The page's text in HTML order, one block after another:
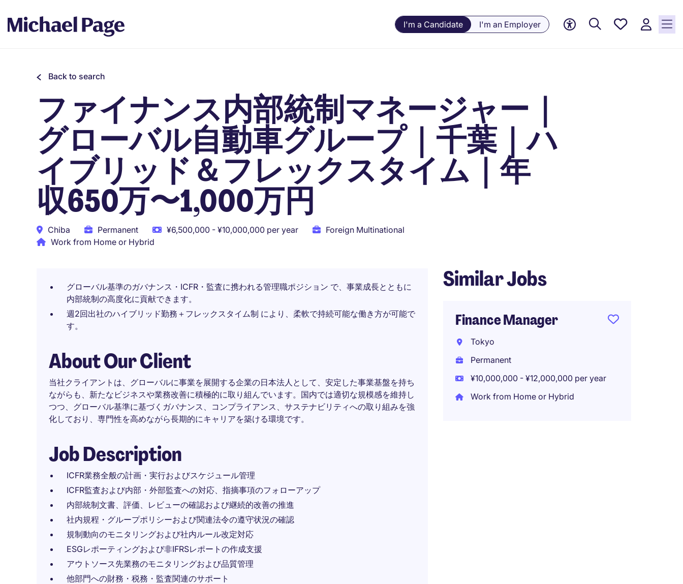
I'm a Candidate I'm an Employer
Saved
Back to search
ファイナンス内部統制マネージャー｜
グローバル自動車グループ｜千葉｜ハ
イブリッド＆フレックスタイム｜年
収650万〜1,000万円
Chiba Permanent ¥6,500,000 - ¥10,000,000 per year
Foreign Multinational
Work from Home or Hybrid
グローバル基準のガバナンス・ICFR・監査に携われる管理職ポジション で、事業成長とともに
内部統制の高度化に貢献できます。
週2回出社のハイブリッド勤務＋フレックスタイム制 により、柔軟で持続可能な働き方が可能で
す。
About Our Client
当社クライアントは、グローバルに事業を展開する企業の日本法人として、安定した事業基盤を持ち
ながらも、新たなビジネスや業務改善に積極的に取り組んでいます。国内では適切な規模感を維持し
つつ、グローバル基準に基づくガバナンス、コンプライアンス、サステナビリティへの取り組みを強
化しており、専門性を高めながら長期的にキャリアを築ける環境です。
Job Description
ICFR業務全般の計画・実行およびスケジュール管理
ICFR監査および内部・外部監査への対応、指摘事項のフォローアップ
内部統制文書、評価、レビューの確認および継続的改善の推進
社内規程・グループポリシーおよび関連法令の遵守状況の確認
規制動向のモニタリングおよび社内ルール改定対応
ESGレポーティングおよび非IFRSレポートの作成支援
アウトソース先業務のモニタリングおよび品質管理
他部門への財務・税務・監査関連のサポート
Similar Jobs
Finance Manager
Tokyo
Permanent
¥10,000,000 - ¥12,000,000 per year
Work from Home or Hybrid